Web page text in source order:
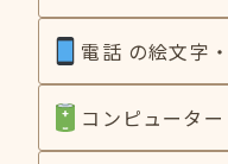
電話 の絵文字
コンピュータ